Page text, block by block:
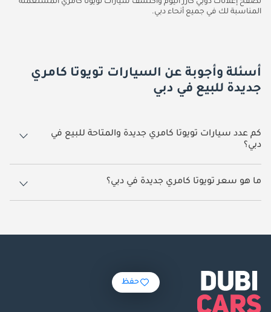
تصفح إعلانات دوبي كارز اليوم واكتشف سيارات تويوتا كامري المستعملة
المناسبة لك في جميع أنحاء دبي.
أسئلة وأجوبة عن السيارات تويوتا كامري
جديدة للبيع في دبي
كم عدد سيارات تويوتا كامري جديدة والمتاحة للبيع في
دبي؟
295 سيارة تويوتا كامري جديدة متوفرة للبيع في دبي.
ما هو سعر تويوتا كامري جديدة في دبي؟
يبدأ سعر سيارة تويوتا كامري جديدة في دبي 98,000.
حفظ